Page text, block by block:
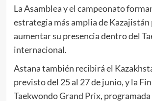
La Asamblea y el campeonato
estrategia más amplia de Kazajistán
aumentar su presencia dentro del
internacional.
Astana también recibirá el
previsto del 25 al 27 de junio, y la
Taekwondo Grand Prix, programada